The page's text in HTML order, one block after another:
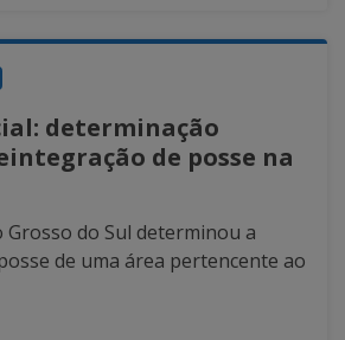
determinação
de posse na
Grosso do Sul determinou a
de uma área pertencente ao